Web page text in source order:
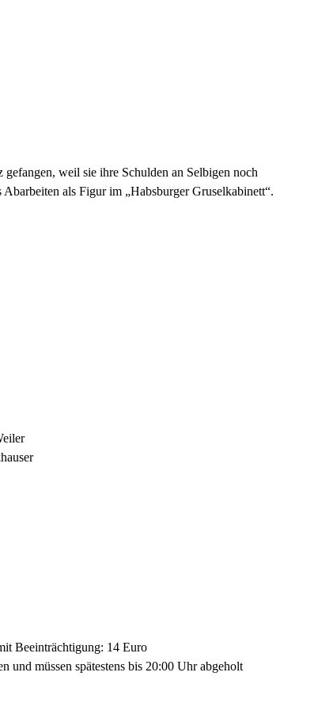
weil sie ihre Schulden an Selbigen noch
als Figur im „Habsburger Gruselkabinett“.
Beeinträchtigung: 14 Euro
und müssen spätestens bis 20:00 Uhr abgeholt